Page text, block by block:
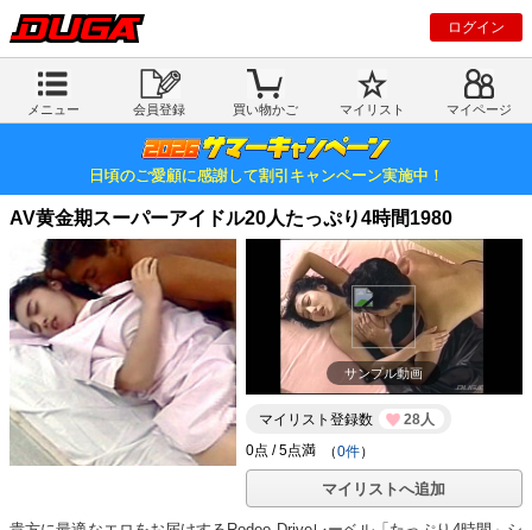
ログイン
メニュー 会員登録 買い物かご マイリスト マイページ
日頃のご愛顧に感謝して割引キャンペーン実施中！
AV黄金期スーパーアイドル20人たっぷり4時間1980
サンプル動画
マイリスト登録数
28人
（0件）
マイリストへ追加